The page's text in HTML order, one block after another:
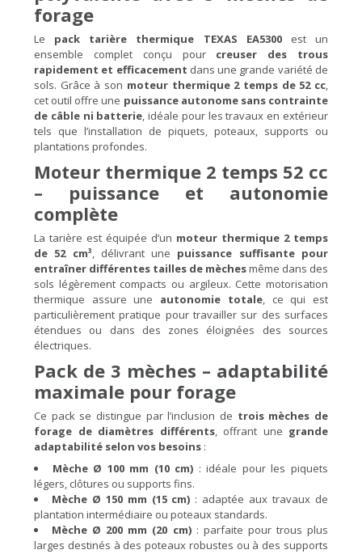
forage
Le pack tarière thermique TEXAS EA5300est un
ensemble complet conçu pour creuser des trous
rapidement et efficacement dans une grande variété de
sols. Grâce à son moteur thermique 2 temps de 52 cc,
cet outil offre une puissance autonome sans contrainte
de câble ni batterie, idéale pour les travaux en extérieur
tels que l’installation de piquets, poteaux, supports ou
plantations profondes.
Moteur thermique 2 temps 52 cc
– puissance et autonomie
complète
La tarière est équipée d’un moteur thermique 2 temps
de 52 cm³, délivrant une puissance suffisante pour
entraîner différentes tailles de mèchesmême dans des
sols légèrement compacts ou argileux. Cette motorisation
thermique assure une autonomie totale, ce qui est
particulièrement pratique pour travailler sur des surfaces
étendues ou dans des zones éloignées des sources
électriques.
Pack de 3 mèches – adaptabilité
maximale pour forage
Ce pack se distingue par l’inclusion de trois mèches de
forage de diamètres différents, offrant une grande
adaptabilité selon vos besoins :
Mèche Ø 100 mm (10 cm) : idéale pour les piquets
légers, clôtures ou supports fins.
Mèche Ø 150 mm (15 cm) : adaptée aux travaux de
plantation intermédiaire ou poteaux standards.
Mèche Ø 200 mm (20 cm): parfaite pour trous plus
larges destinés à des poteaux robustes ou à des supports